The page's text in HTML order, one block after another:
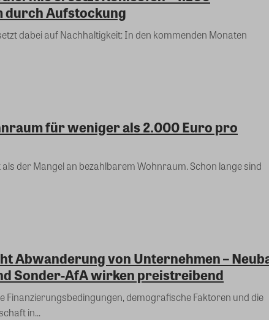
durch Aufstockung
dabei auf Nachhaltigkeit: In den kommenden Monaten
für weniger als 2.000 Euro pro
der Mangel an bezahlbarem Wohnraum. Schon lange sind
Abwanderung von Unternehmen –
Sonder-AfA wirken preistreibend
demografische Faktoren und die
in...